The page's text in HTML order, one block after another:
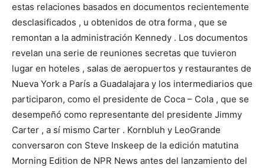
estas relaciones basados en documentos recientemente
desclasificados , u obtenidos de otra forma , que se
remontan a la administración Kennedy . Los documentos
revelan una serie de reuniones secretas que tuvieron
lugar en hoteles , salas de aeropuertos y restaurantes de
Nueva York a París a Guadalajara y los intermediarios que
participaron, como el presidente de Coca – Cola , que se
desempeñó como representante del presidente Jimmy
Carter , a sí mismo Carter . Kornbluh y LeoGrande
conversaron con Steve Inskeep de la edición matutina
Morning Edition de NPR News antes del lanzamiento del